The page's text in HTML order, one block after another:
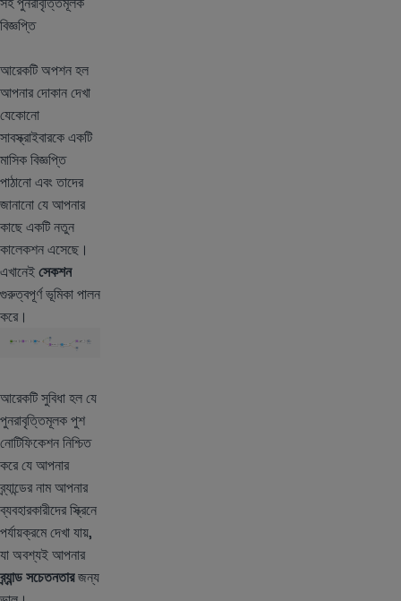
আরেকটি অপশন হল
আপনার দোকান দেখা
যেকোনো
সাবস্ক্রাইবারকে একটি
মাসিক বিজ্ঞপ্তি
পাঠানো এবং তাদের
জানানো যে আপনার
কাছে একটি নতুন
কালেকশন এসেছে।
এখানেইসেকশন
গুরুত্বপূর্ণ ভূমিকা পালন
করে।
আরেকটি সুবিধা হল যে
পুনরাবৃত্তিমূলক পুশ
নোটিফিকেশন নিশ্চিত
করে যে আপনার
ব্র্যান্ডের নাম আপনার
ব্যবহারকারীদের স্ক্রিনে
পর্যায়ক্রমে দেখা যায়,
যা অবশ্যই আপনার
ব্র্যান্ড সচেতনতারজন্য